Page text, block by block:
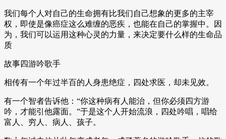
我们每个人对自己的生命拥有比我们自己想象的更多的主宰
权，即使是像癌症这么难缠的恶疾，也能在自己的掌握中。因
为，我们可以运用这种心灵的力量，来决定要什么样的生命品
质
故事四游吟歌手
相传有一个年过半百的人身患绝症，四处求医，却未见效。
有一个智者告诉他：“你这种病有人能治，但你必须四方游
吟，才能引他露面。”于是这个人开始流浪，四处吟唱，唱给
富人、穷人、病人、孩子。